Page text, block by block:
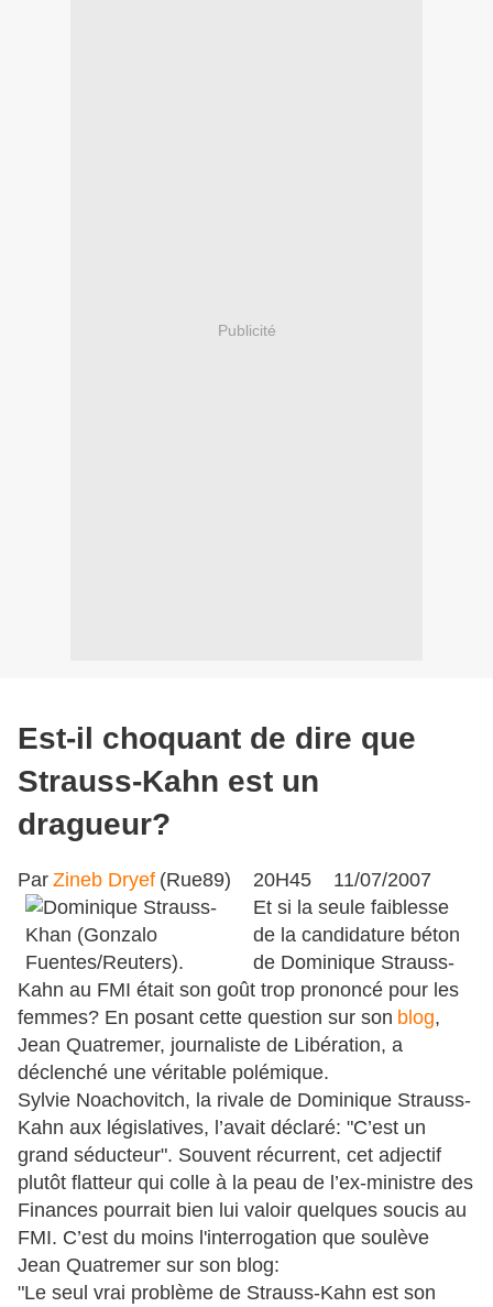
Publicité
Est-il choquant de dire que
Strauss-Kahn est un
dragueur?
Par Zineb Dryef (Rue89) 20H45 11/07/2007
Et si la seule faiblesse
de la candidature béton
de Dominique Strauss-
Kahn au FMI était son goût trop prononcé pour les
femmes? En posant cette question sur son blog,
Jean Quatremer, journaliste de Libération, a
déclenché une véritable polémique.
Sylvie Noachovitch, la rivale de Dominique Strauss-
Kahn aux législatives, l’avait déclaré: "C’est un
grand séducteur". Souvent récurrent, cet adjectif
plutôt flatteur qui colle à la peau de l’ex-ministre des
Finances pourrait bien lui valoir quelques soucis au
FMI. C’est du moins l'interrogation que soulève
Jean Quatremer sur son blog:
"Le seul vrai problème de Strauss-Kahn est son